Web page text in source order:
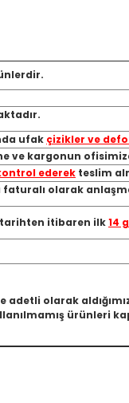
ufak çizikler ve
ve kargonun
ederek teslim
faturalı olarak
tarihten itibaren ilk14
olarak
ürünleri